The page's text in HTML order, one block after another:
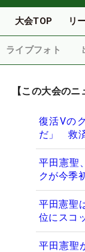
大会TOP リ
ライブフォト
【この大会のニ
復活Vの
だ」 救
平田憲聖
クが今季
平田憲聖
位にスコ
平田憲聖